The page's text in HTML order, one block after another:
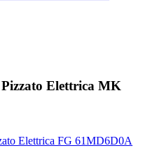
Elettrica MK